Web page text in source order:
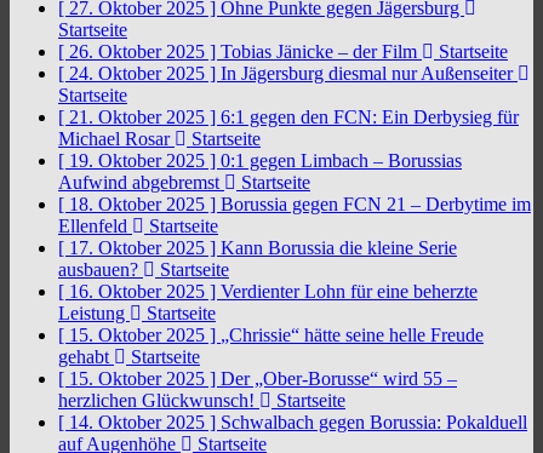
[ 27. Oktober 2025 ] Ohne Punkte gegen Jägersburg
Startseite
[ 26. Oktober 2025 ] Tobias Jänicke – der Film
Startseite
[ 24. Oktober 2025 ] In Jägersburg diesmal nur Außenseiter
Startseite
[ 21. Oktober 2025 ] 6:1 gegen den FCN: Ein Derbysieg für
Michael Rosar
Startseite
[ 19. Oktober 2025 ] 0:1 gegen Limbach – Borussias
Aufwind abgebremst
Startseite
[ 18. Oktober 2025 ] Borussia gegen FCN 21 – Derbytime im
Ellenfeld
Startseite
[ 17. Oktober 2025 ] Kann Borussia die kleine Serie
ausbauen?
Startseite
[ 16. Oktober 2025 ] Verdienter Lohn für eine beherzte
Leistung
Startseite
[ 15. Oktober 2025 ] „Chrissie“ hätte seine helle Freude
gehabt
Startseite
[ 15. Oktober 2025 ] Der „Ober-Borusse“ wird 55 –
herzlichen Glückwunsch!
Startseite
[ 14. Oktober 2025 ] Schwalbach gegen Borussia: Pokalduell
auf Augenhöhe
Startseite